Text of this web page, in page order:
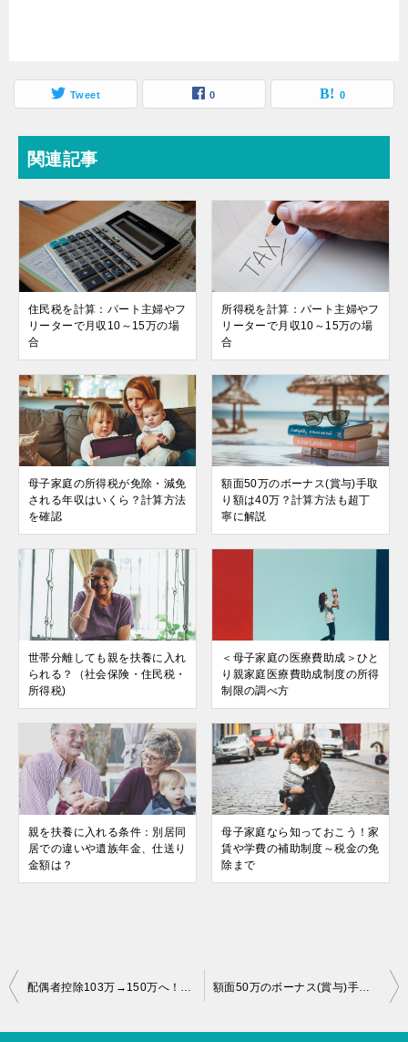
Tweet 0 0
関連記事
住民税を計算：パート主婦やフ
リーターで月収10～15万の場
合
所得税を計算：パート主婦やフ
リーターで月収10～15万の場
合
母子家庭の所得税が免除・減免
される年収はいくら？計算方法
を確認
額面50万のボーナス(賞与)手取
り額は40万？計算方法も超丁
寧に解説
世帯分離しても親を扶養に入れ
られる？（社会保険・住民税・
所得税)
＜母子家庭の医療費助成＞ひと
り親家庭医療費助成制度の所得
制限の調べ方
親を扶養に入れる条件：別居同
居での違いや遺族年金、仕送り
金額は？
母子家庭なら知っておこう！家
賃や学費の補助制度～税金の免
除まで
投